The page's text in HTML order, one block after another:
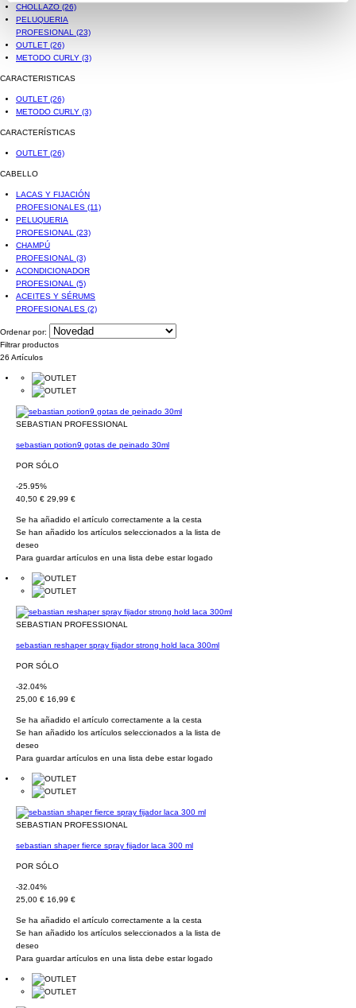
CHOLLAZO (26)
PELUQUERIA
PROFESIONAL (23)
OUTLET (26)
METODO CURLY (3)
CARACTERISTICAS
OUTLET (26)
METODO CURLY (3)
CARACTERÍSTICAS
OUTLET (26)
CABELLO
LACAS Y FIJACIÓN
PROFESIONALES (11)
PELUQUERIA
PROFESIONAL (23)
CHAMPÚ
PROFESIONAL (3)
ACONDICIONADOR
PROFESIONAL (5)
ACEITES Y SÉRUMS
PROFESIONALES (2)
Ordenar por:
Filtrar productos
26 Artículos
SEBASTIAN PROFESSIONAL
sebastian potion9 gotas de peinado 30ml
POR SÓLO
-25.95%
40,50 € 29,99 €
Se ha añadido el artículo correctamente a la cesta
Se han añadido los artículos seleccionados a la lista de
deseo
Para guardar artículos en una lista debe estar logado
SEBASTIAN PROFESSIONAL
sebastian reshaper spray fijador strong hold laca 300ml
POR SÓLO
-32.04%
25,00 € 16,99 €
Se ha añadido el artículo correctamente a la cesta
Se han añadido los artículos seleccionados a la lista de
deseo
Para guardar artículos en una lista debe estar logado
SEBASTIAN PROFESSIONAL
sebastian shaper fierce spray fijador laca 300 ml
POR SÓLO
-32.04%
25,00 € 16,99 €
Se ha añadido el artículo correctamente a la cesta
Se han añadido los artículos seleccionados a la lista de
deseo
Para guardar artículos en una lista debe estar logado